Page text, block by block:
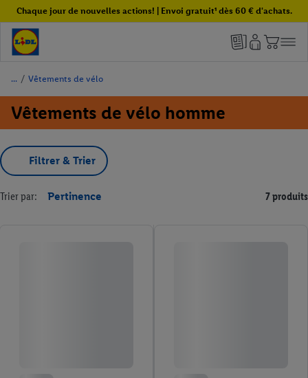
Chaque jour de nouvelles actions! | Envoi gratuit¹ dès 60 € d'achats.
/ Vêtements de vélo
Vêtements de vélo homme
Filtrer & Trier
Trier par: Pertinence 7 produits